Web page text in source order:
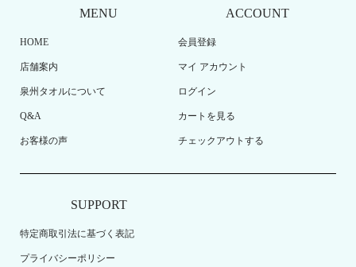
MENU
HOME
店舗案内
泉州タオルについて
Q&A
お客様の声
ACCOUNT
会員登録
マイ アカウント
ログイン
カートを見る
チェックアウトする
SUPPORT
特定商取引法に基づく表記
プライバシーポリシー